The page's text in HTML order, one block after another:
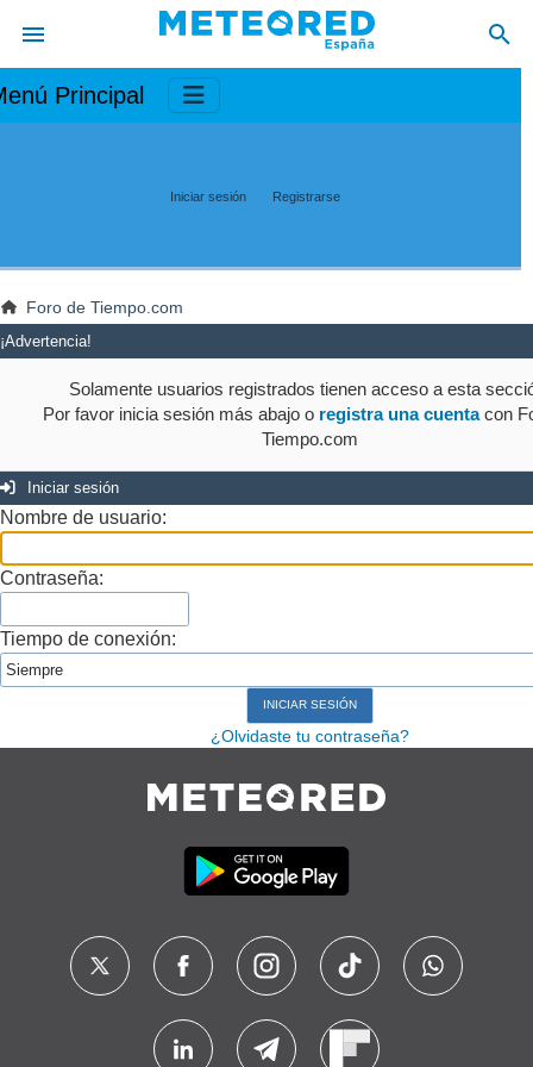
Principal
Iniciar sesión Registrarse
Foro de Tiempo.com
¡Advertencia!
Solamente usuarios registrados tienen acceso a esta
Por favor inicia sesión más abajo o registra una cuentacon
Tiempo.com
Iniciar sesión
Nombre de usuario:
Contraseña:
Tiempo de conexión:
¿Olvidaste tu contraseña?